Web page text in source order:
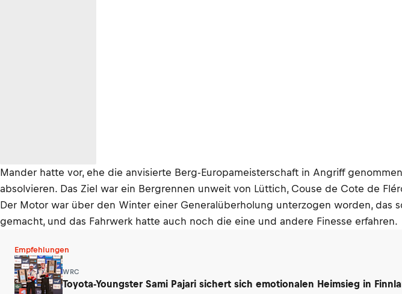
Mander hatte vor, ehe die anvisierte Berg-Europameisterschaft in Angriff
absolvieren. Das Ziel war ein Bergrennen unweit von Lüttich, Couse de Cote de
Der Motor war über den Winter einer Generalüberholung unterzogen worden,
gemacht, und das Fahrwerk hatte auch noch die eine und andere Finesse erfahren.
Empfehlungen
WRC
Toyota-Youngster Sami Pajari sichert sich emotionalen Heimsieg in